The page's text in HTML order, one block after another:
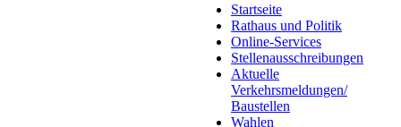
Startseite
Rathaus und Politik
Online-Services
Stellenausschreibungen
Aktuelle
Verkehrsmeldungen/
Baustellen
Wahlen